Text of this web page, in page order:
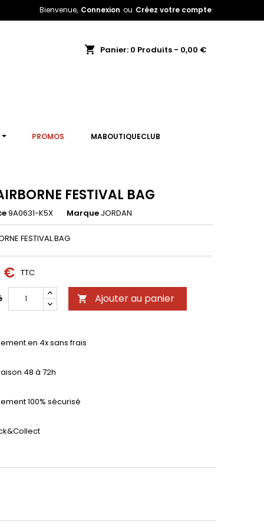
Bienvenue, Connexion ou Créez votre compte
shopping_cart Panier: 0 Produits - 0,00 €
PROMOS MABOUTIQUECLUB
FESTIVAL BAG
9A0631-K5X Marque JORDAN
FESTIVAL BAG
€ TTC
 Ajouter au panier
en 4x sans frais
48 à 72h
100% sécurisé